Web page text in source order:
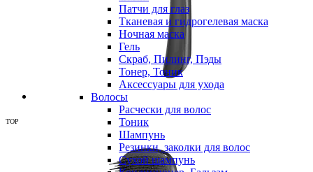
Патчи для глаз
Тканевая и гидрогелевая маска
Ночная маска
Гель
Скраб, Пилинг, Пэды
Тонер, Тоник
Аксессуары для ухода
Волосы
Расчески для волос
Тоник
Шампунь
Резинки, заколки для волос
Сухой шампунь
TOP